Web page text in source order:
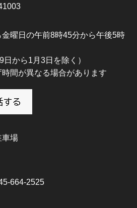
曜日の午前8時45分から午後5時
日から1月3日を除く）
間が異なる場合があります
車場
664-2525